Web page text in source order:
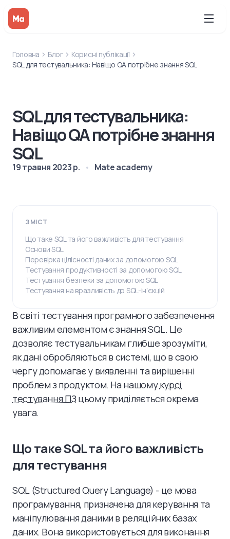
Головна Блог
Корисні публікації
SQL для тестувальника: Навіщо QA потрібне знання SQL
SQL для тестувальника:
Навіщо QA потрібне знання
SQL
19 травня 2023 р. Mate academy
ЗМІСТ
Що таке SQL та його важливість для тестування
Основи SQL
Перевірка цілісності даних за допомогою SQL
Тестування продуктивності за допомогою SQL
Тестування безпеки за допомогою SQL
Тестування на вразливість до SQL-інʼєкцій
В світі тестування програмного забезпечення
важливим елементом є знання SQL. Це
дозволяє тестувальникам глибше зрозуміти,
як дані обробляються в системі, що в свою
чергу допомагає у виявленні та вирішенні
проблем з продуктом. На нашомукурсі
тестування ПЗ цьому приділяється окрема
увага.
Що таке SQL та його важливість
для тестування
SQL (Structured Query Language) - це мова
програмування, призначена для керування та
маніпулювання даними в реляційних базах
даних. Вона використовується для виконання